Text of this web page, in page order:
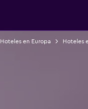
Hoteles en Europa Hoteles